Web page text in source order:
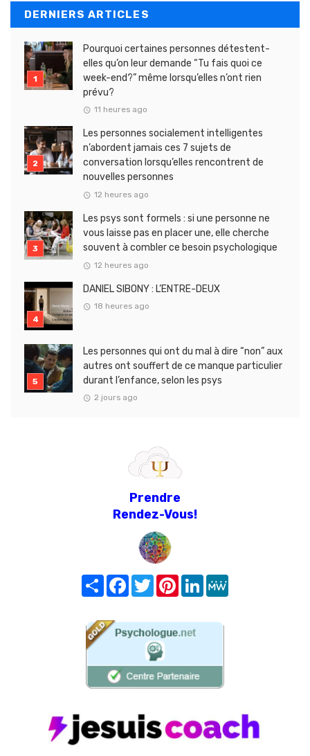
DERNIERS ARTICLES
Pourquoi certaines personnes détestent-
elles qu’on leur demande “Tu fais quoi ce
week-end?” même lorsqu’elles n’ont rien
prévu?
11 heures ago
Les personnes socialement intelligentes
n’abordent jamais ces 7 sujets de
conversation lorsqu’elles rencontrent de
nouvelles personnes
12 heures ago
Les psys sont formels : si une personne ne
vous laisse pas en placer une, elle cherche
souvent à combler ce besoin psychologique
12 heures ago
DANIEL SIBONY : L’ENTRE-DEUX
18 heures ago
Les personnes qui ont du mal à dire “non” aux
autres ont souffert de ce manque particulier
durant l’enfance, selon les psys
2 jours ago
Prendre
Rendez-Vous!
Share FacebookTwitterPinterest
LinkedIn